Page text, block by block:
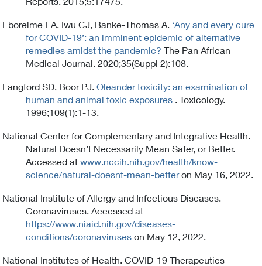
Eboreime EA, Iwu CJ, Banke-Thomas A. ‘Any and every cure
for COVID-19’: an imminent epidemic of alternative
remedies amidst the pandemic? The Pan African
Medical Journal. 2020;35(Suppl 2):108.
Langford SD, Boor PJ. Oleander toxicity: an examination of
human and animal toxic exposures
. Toxicology.
1996;109(1):1-13.
National Center for Complementary and Integrative Health.
Natural Doesn’t Necessarily Mean Safer, or Better.
Accessed at www.nccih.nih.gov/health/know-
science/natural-doesnt-mean-better on May 16, 2022.
National Institute of Allergy and Infectious Diseases.
Coronaviruses. Accessed at
https://www.niaid.nih.gov/diseases-
conditions/coronaviruses on May 12, 2022.
National Institutes of Health. COVID-19 Therapeutics